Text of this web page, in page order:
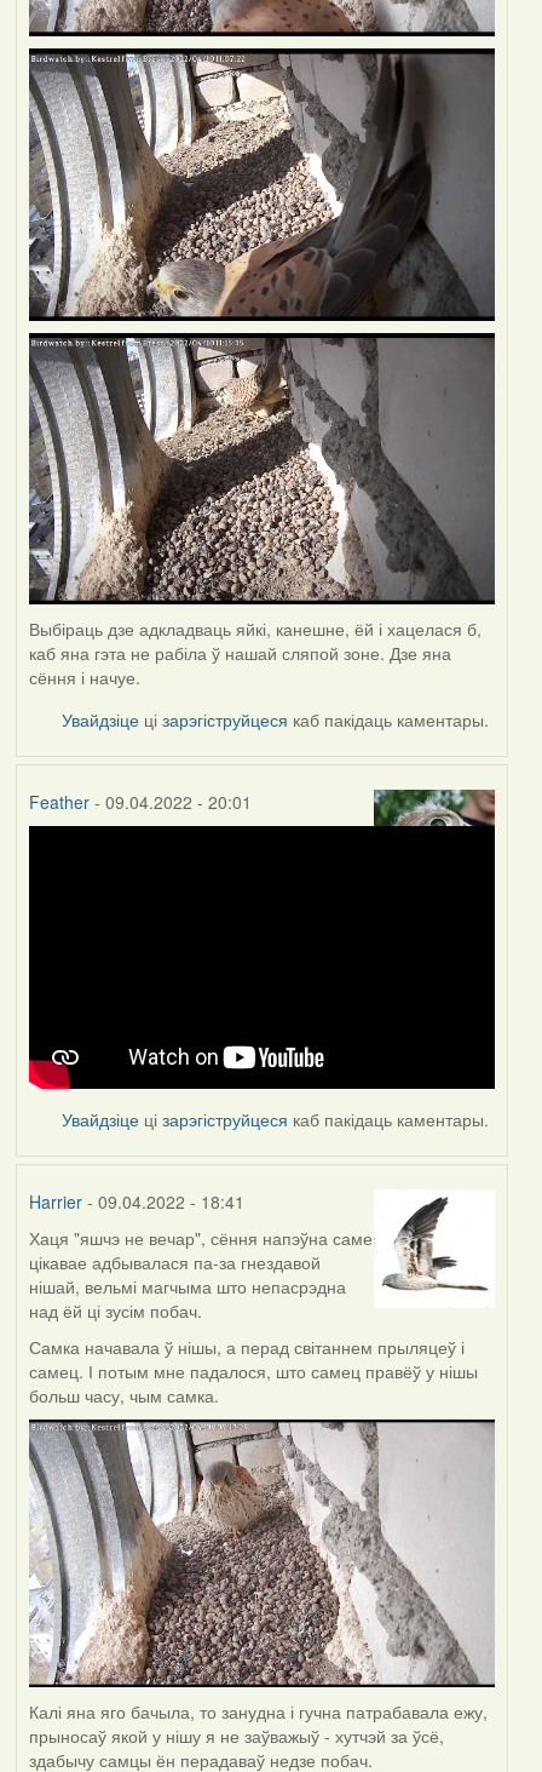
Выбіраць дзе адкладваць яйкі, канешне, ёй і хацелася б,
каб яна гэта не рабіла ў нашай сляпой зоне. Дзе яна
сёння і начуе.
Увайдзіце цізарэгіструйцеся каб пакідаць каментары.
Feather- 09.04.2022 - 20:01
Увайдзіце цізарэгіструйцеся каб пакідаць каментары.
Harrier- 09.04.2022 - 18:41
Хаця "яшчэ не вечар", сёння напэўна саме
цікавае адбывалася па-за гнездавой
нішай, вельмі магчыма што непасрэдна
над ёй ці зусім побач.
Самка начавала ў нішы, а перад світаннем прыляцеў і
самец. І потым мне падалося, што самец правёў у нішы
больш часу, чым самка.
Калі яна яго бачыла, то занудна і гучна патрабавала ежу,
прыносаў якой у нішу я не заўважыў - хутчэй за ўсё,
здабычу самцы ён перадаваў недзе побач.